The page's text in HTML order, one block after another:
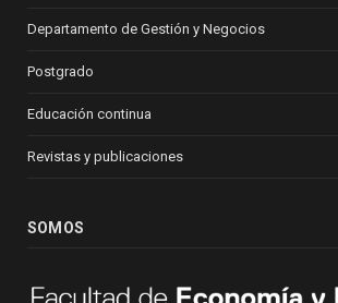
Departamento de Gestión y Negocios
Postgrado
Educación continua
Revistas y publicaciones
SOMOS